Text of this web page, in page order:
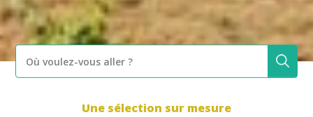
Large choix d’expériences